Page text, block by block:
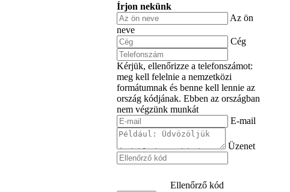
Írjon nekünk
Az ön
neve
Cég
Kérjük, ellenőrizze a telefonszámot:
meg kell felelnie a nemzetközi
formátumnak és benne kell lennie az
ország kódjának. Ebben az országban
nem végzünk munkát
E-mail
Üzenet
Ellenőrző kód